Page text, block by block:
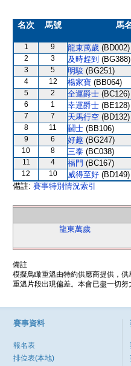
名次 馬號 馬
1 9 龍東萬歲 (BD002)
2 3 及時趕到 (BG388)
3 5 明駿 (BG251)
4 12 楊家寶 (BB064)
5 2 全運爵士 (BC126)
6 1 幸運爵士 (BE128)
7 7 天馬行空 (BD132)
8 11 鬭士 (BB106)
9 6 好趣 (BG247)
10 8 三泰 (BC038)
11 4 福門 (BC167)
12 10 威得至好 (BD149)
備註: 賽事特別情況索引
龍東萬歲
備註
模擬鳥瞰重溫由特約供應商提供，
重溫片段出現偏差。本會已盡一切
賽事資料
報名表
排位表(本地)